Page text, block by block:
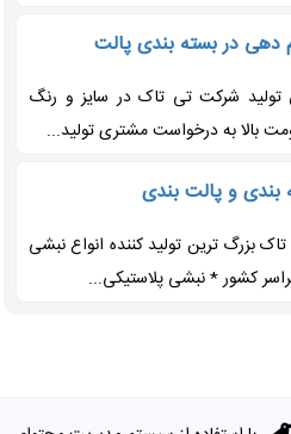
دهی در بسته بندی پالت
پلاستیکی تولید شرکت تی تاک در سایز و رنگ
بالا به درخواست مشتری تولید...
بندی و پالت بندی
تی تاک بزرگ ترین تولید کننده انواع نبشی
کشور * نبشی پلاستیکی...